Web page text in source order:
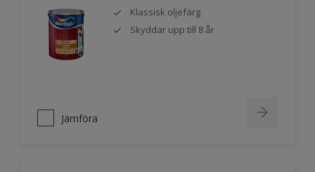
Klassisk oljefärg
Skyddar upp till 8 år
Jämföra